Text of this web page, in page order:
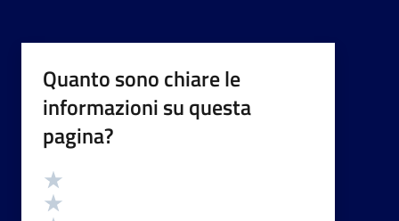
Quanto sono chiare le
informazioni su questa
pagina?
Valutazione